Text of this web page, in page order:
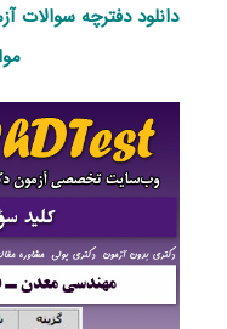
دانلود دفترچه